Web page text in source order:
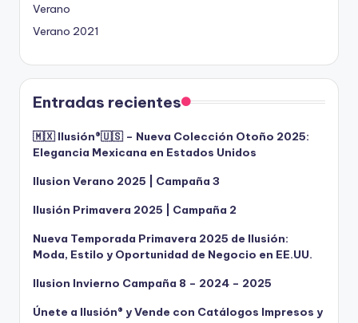
Verano
Verano 2021
Entradas recientes
🇲🇽 Ilusión®️🇺🇸 – Nueva Colección Otoño 2025:
Elegancia Mexicana en Estados Unidos
Ilusion Verano 2025 | Campaña 3
Ilusión Primavera 2025 | Campaña 2
Nueva Temporada Primavera 2025 de Ilusión:
Moda, Estilo y Oportunidad de Negocio en EE.UU.
Ilusion Invierno Campaña 8 – 2024 – 2025
Únete a Ilusión® y Vende con Catálogos Impresos y